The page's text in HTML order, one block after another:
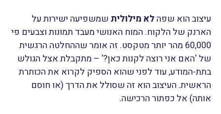
עיצוב הוא שפהלא מילולית שמשפיעה ישירות על
הארנק של הלקוח. המוח האנושי מעבד תמונות וצבעים פי
60,000 מהר יותר מטקסט. זה אומר שההחלטה הרגשית
של ‘האם אני רוצה לקנות כאן?’ – מתקבלת אצל הגולש
בתת-המודע, עוד לפני שהוא הספיק לקרוא את הכותרת
הראשית. העיצוב הוא זה שסולל את הדרך (או חוסם
אותה) אל כפתור הרכישה.